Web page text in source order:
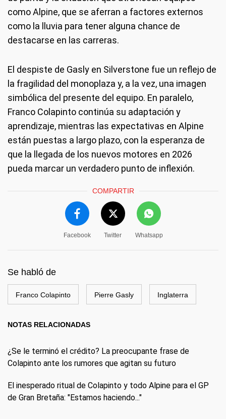
como Alpine, que se aferran a factores externos
como la lluvia para tener alguna chance de
destacarse en las carreras.
El despiste de Gasly en Silverstone fue un reflejo de
la fragilidad del monoplaza y, a la vez, una imagen
simbólica del presente del equipo. En paralelo,
Franco Colapinto continúa su adaptación y
aprendizaje, mientras las expectativas en Alpine
están puestas a largo plazo, con la esperanza de
que la llegada de los nuevos motores en 2026
pueda marcar un verdadero punto de inflexión.
COMPARTIR
Facebook Twitter Whatsapp
Se habló de
Franco Colapinto Pierre Gasly Inglaterra
NOTAS RELACIONADAS
¿Se le terminó el crédito? La preocupante frase de
Colapinto ante los rumores que agitan su futuro
El inesperado ritual de Colapinto y todo Alpine para el GP
de Gran Bretaña: "Estamos haciendo..."